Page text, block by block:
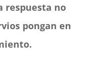
respuesta no
pongan en